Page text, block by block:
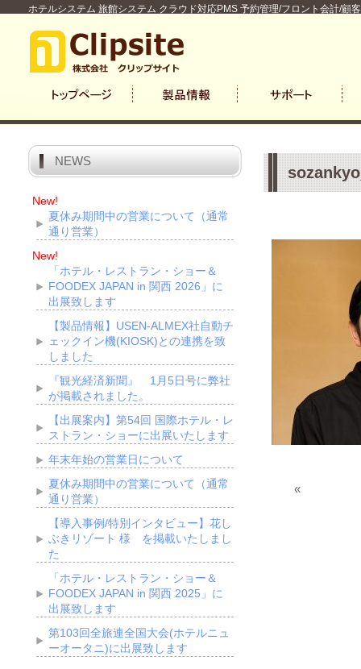
ホテルシステム 旅館システム クラウド対応PMS 予約管理/フロント会計/顧
«
NEWS
New!
夏休み期間中の営業について（通常
通り営業）
New!
「ホテル・レストラン・ショー＆
FOODEX JAPAN in 関西 2026」に
出展致します
【製品情報】USEN-ALMEX社自動チ
ェックイン機(KIOSK)との連携を致
しました
『観光経済新聞』 1月5日号に弊社
が掲載されました。
【出展案内】第54回 国際ホテル・レ
ストラン・ショーに出展いたします
年末年始の営業日について
夏休み期間中の営業について（通常
通り営業）
【導入事例/特別インタビュー】花し
ぶきリゾート 様 を掲載いたしまし
た
「ホテル・レストラン・ショー＆
FOODEX JAPAN in 関西 2025」に
出展致します
第103回全旅連全国大会(ホテルニュ
ーオータニ)に出展致します